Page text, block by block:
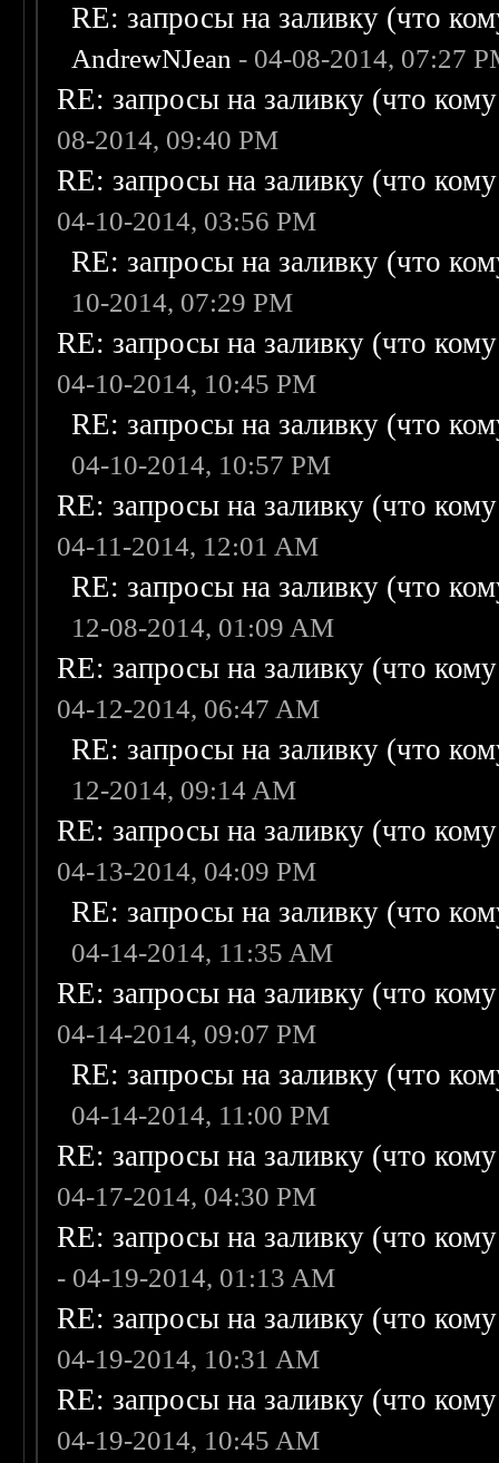
RE: запросы на заливку (что
AndrewNJean - 04-08-2014, 07:27
RE: запросы на заливку (что
08-2014, 09:40 PM
RE: запросы на заливку (что
04-10-2014, 03:56 PM
RE: запросы на заливку (что
10-2014, 07:29 PM
RE: запросы на заливку (что
04-10-2014, 10:45 PM
RE: запросы на заливку (что
04-10-2014, 10:57 PM
RE: запросы на заливку (что
04-11-2014, 12:01 AM
RE: запросы на заливку (что
12-08-2014, 01:09 AM
RE: запросы на заливку (что
04-12-2014, 06:47 AM
RE: запросы на заливку (что
12-2014, 09:14 AM
RE: запросы на заливку (что
04-13-2014, 04:09 PM
RE: запросы на заливку (что
04-14-2014, 11:35 AM
RE: запросы на заливку (что
04-14-2014, 09:07 PM
RE: запросы на заливку (что
04-14-2014, 11:00 PM
RE: запросы на заливку (что
04-17-2014, 04:30 PM
RE: запросы на заливку (что
- 04-19-2014, 01:13 AM
RE: запросы на заливку (что
04-19-2014, 10:31 AM
RE: запросы на заливку (что
04-19-2014, 10:45 AM